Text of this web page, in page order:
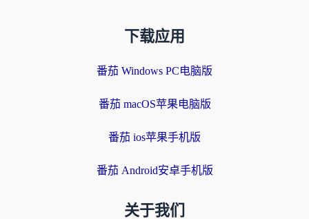
下载应用
番茄 Windows PC电脑版
番茄 macOS苹果电脑版
番茄 ios苹果手机版
番茄 Android安卓手机版
关于我们